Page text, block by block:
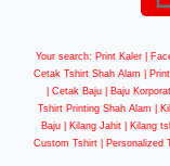
Your search: Print Kaler |
Cetak Tshirt Shah Alam |
| Cetak Baju | Baju
Tshirt Printing Shah Alam |
Baju | Kilang Jahit | Kilang
Custom Tshirt | Personalized